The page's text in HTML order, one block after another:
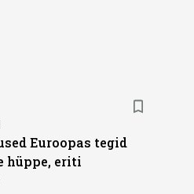
Euroopas tegid
hüppe, eriti